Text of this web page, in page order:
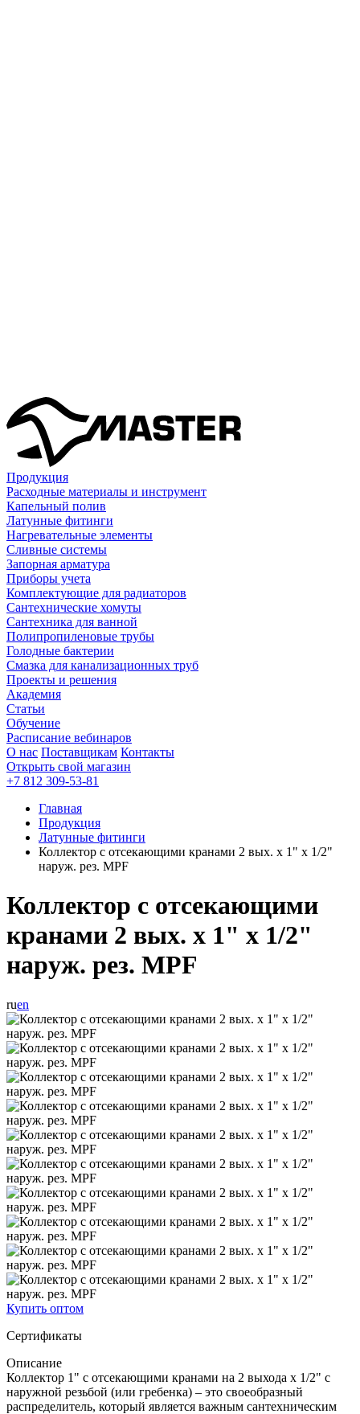
Продукция
Расходные материалы и инструмент
Капельный полив
Латунные фитинги
Нагревательные элементы
Сливные системы
Запорная арматура
Приборы учета
Комплектующие для радиаторов
Сантехнические хомуты
Сантехника для ванной
Полипропиленовые трубы
Голодные бактерии
Смазка для канализационных труб
Проекты и решения
Академия
Статьи
Обучение
Расписание вебинаров
О нас Поставщикам Контакты
Открыть свой магазин
+7 812 309-53-81
Главная
Продукция
Латунные фитинги
Коллектор с отсекающими кранами 2 вых. х 1" х 1/2"
наруж. рез. MPF
Коллектор с отсекающими
кранами 2 вых. х 1" х 1/2"
наруж. рез. MPF
ruen
Купить оптом
Сертификаты
Описание
Коллектор 1" с отсекающими кранами на 2 выхода х 1/2" с
наружной резьбой (или гребенка) – это своеобразный
распределитель, который является важным сантехническим